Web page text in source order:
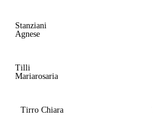
Stanziani
Agnese
Tilli
Mariarosaria
Tirro Chiara